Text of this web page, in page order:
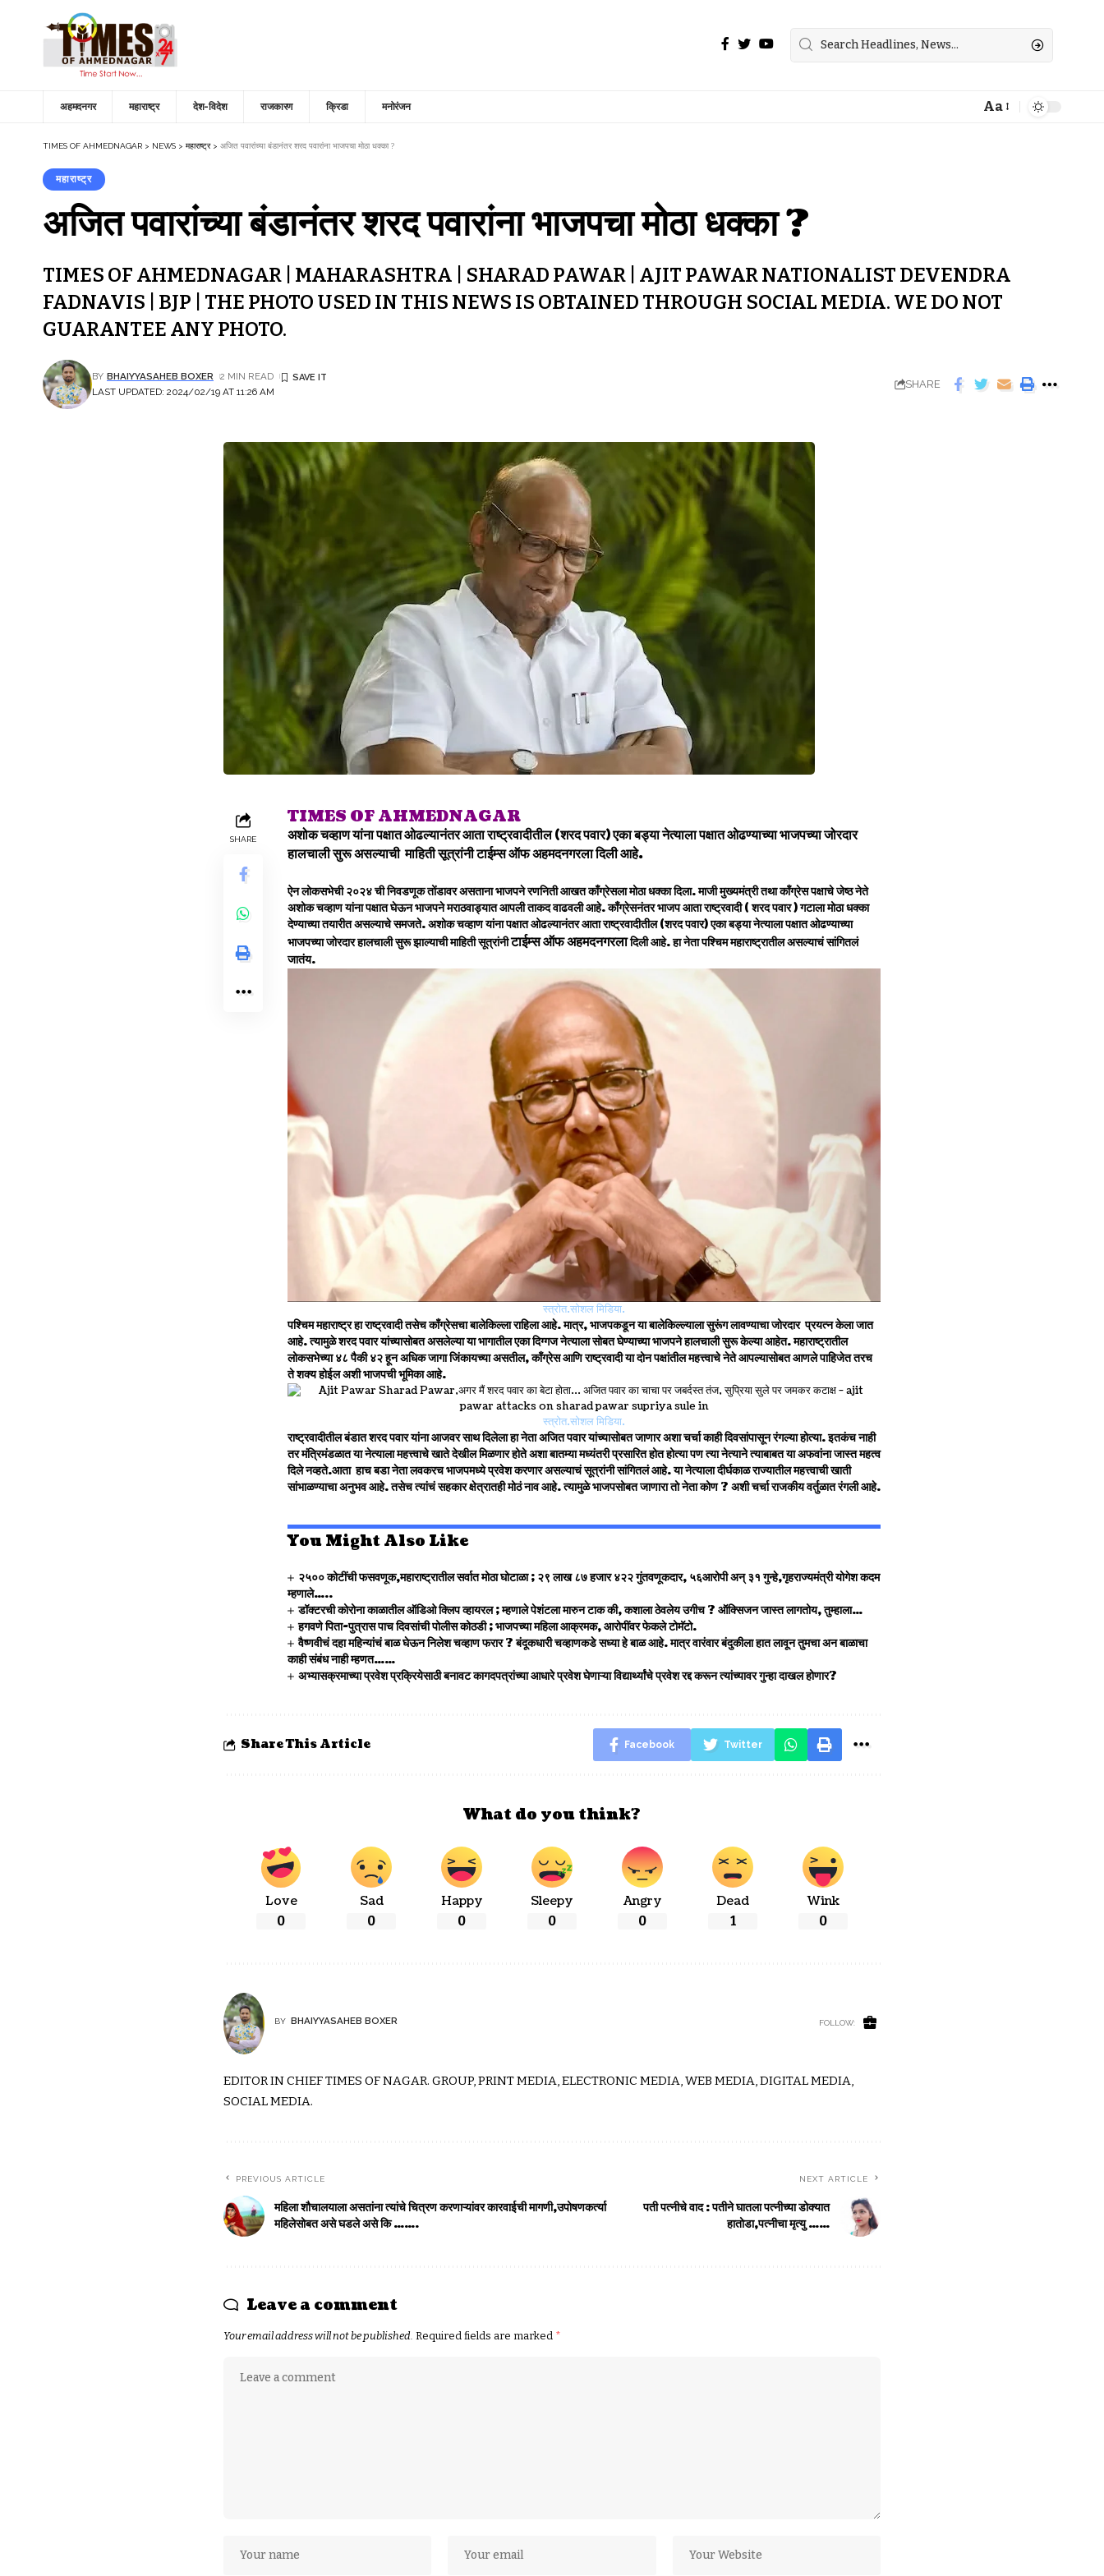
अहमदनगर महाराष्ट्र देश-विदेश राजकारण क्रिडा मनोरंजन Aa
TIMES OF AHMEDNAGAR > NEWS > महाराष्ट्र> अजित पवारांच्या बंडानंतर शरद पवारांना भाजपचा मोठा धक्का ?
महाराष्ट्र
अजित पवारांच्या बंडानंतर शरद पवारांना भाजपचा मोठा धक्का ?
TIMES OF AHMEDNAGAR | MAHARASHTRA | SHARAD PAWAR | AJIT PAWAR NATIONALIST DEVENDRA
FADNAVIS | BJP | THE PHOTO USED IN THIS NEWS IS OBTAINED THROUGH SOCIAL MEDIA. WE DO NOT
GUARANTEE ANY PHOTO.
LAST UPDATED: 2024/02/19 AT 11:26 AM
BY BHAIYYASAHEB BOXER 2 MIN READ
SHARE
SHARE
TIMES OF AHMEDNAGAR
अशोक चव्हाण यांना पक्षात ओढल्यानंतर आता राष्ट्रवादीतील (शरद पवार) एका बड्या नेत्याला पक्षात ओढण्याच्या भाजपच्या जोरदार
हालचाली सुरू असल्याची माहिती सूत्रांनी टाईम्स ऑफ अहमदनगरला दिली आहे.
ऐन लोकसभेची २०२४ ची निवडणूक तोंडावर असताना भाजपने रणनिती आखत काँग्रेसला मोठा धक्का दिला. माजी मुख्यमंत्री तथा कॉंग्रेस पक्षाचे जेष्ठ नेते
अशोक चव्हाण यांना पक्षात घेऊन भाजपने मराठवाड्यात आपली ताकद वाढवली आहे. काँग्रेसनंतर भाजप आता राष्ट्रवादी ( शरद पवार ) गटाला मोठा धक्का
देण्याच्या तयारीत असल्याचे समजते. अशोक चव्हाण यांना पक्षात ओढल्यानंतर आता राष्ट्रवादीतील (शरद पवार) एका बड्या नेत्याला पक्षात ओढण्याच्या
भाजपच्या जोरदार हालचाली सुरू झाल्याची माहिती सूत्रांनीटाईम्स ऑफ अहमदनगरलादिली आहे. हा नेता पश्चिम महाराष्ट्रातील असल्याचं सांगितलं
जातंय.
स्त्रोत.सोशल मिडिया.
पश्चिम महाराष्ट्र हा राष्ट्रवादी तसेच काँग्रेसचा बालेकिल्ला राहिला आहे. मात्र, भाजपकडून या बालेकिल्ल्याला सुरूंग लावण्याचा जोरदार प्रयत्न केला जात
आहे. त्यामुळे शरद पवार यांच्यासोबत असलेल्या या भागातील एका दिग्गज नेत्याला सोबत घेण्याच्या भाजपने हालचाली सुरू केल्या आहेत. महाराष्ट्रातील
लोकसभेच्या ४८ पैकी ४२ हून अधिक जागा जिंकायच्या असतील, काँग्रेस आणि राष्ट्रवादी या दोन पक्षांतील महत्त्वाचे नेते आपल्यासोबत आणले पाहिजेत तरच
ते शक्य होईल अशी भाजपची भूमिका आहे.
स्त्रोत.सोशल मिडिया.
राष्ट्रवादीतील बंडात शरद पवार यांना आजवर साथ दिलेला हा नेता अजित पवार यांच्यासोबत जाणार अशा चर्चा काही दिवसांपासून रंगल्या होत्या. इतकंच नाही
तर मंत्रिमंडळात या नेत्याला महत्त्वाचे खाते देखील मिळणार होते अशा बातम्या मध्यंतरी प्रसारित होत होत्या पण त्या नेत्याने त्याबाबत या अफवांना जास्त महत्व
दिले नव्हते.आता हाच बडा नेता लवकरच भाजपमध्ये प्रवेश करणार असल्याचं सूत्रांनी सांगितलं आहे. या नेत्याला दीर्घकाळ राज्यातील महत्त्वाची खाती
सांभाळण्याचा अनुभव आहे. तसेच त्यांचं सहकार क्षेत्रातही मोठं नाव आहे. त्यामुळे भाजपसोबत जाणारा तो नेता कोण ? अशी चर्चा राजकीय वर्तुळात रंगली आहे.
You Might Also Like
२५०० कोटींची फसवणूक,महाराष्ट्रातील सर्वात मोठा घोटाळा ; २९ लाख ८७ हजार ४२२ गुंतवणूकदार, ५६आरोपी अन् ३१ गुन्हे,गृहराज्यमंत्री योगेश कदम
म्हणाले…..
डॉक्टरची कोरोना काळातील ऑडिओ क्लिप व्हायरल ; म्हणाले पेशंटला मारुन टाक की, कशाला ठेवलेय उगीच ? ऑक्सिजन जास्त लागतोय, तुम्हाला…
हगवणे पिता-पुत्रास पाच दिवसांची पोलीस कोठडी ; भाजपच्या महिला आक्रमक, आरोपींवर फेकले टोमॅटो.
वैष्णवीचं दहा महिन्यांचं बाळ घेऊन निलेश चव्हाण फरार ? बंदूकधारी चव्हाणकडे सध्या हे बाळ आहे. मात्र वारंवार बंदुकीला हात लावून तुमचा अन बाळाचा
काही संबंध नाही म्हणत……
अभ्यासक्रमाच्या प्रवेश प्रक्रियेसाठी बनावट कागदपत्रांच्या आधारे प्रवेश घेणाऱ्या विद्यार्थ्यांचे प्रवेश रद्द करून त्यांच्यावर गुन्हा दाखल होणार?
Share This Article Facebook Twitter
What do you think?
Love
0
Sad
0
Happy
0
Sleepy
0
Angry
0
Dead
1
Wink
0
BY BHAIYYASAHEB BOXER FOLLOW:
EDITOR IN CHIEF TIMES OF NAGAR. GROUP, PRINT MEDIA, ELECTRONIC MEDIA, WEB MEDIA, DIGITAL MEDIA,
SOCIAL MEDIA.
PREVIOUS ARTICLE
महिला शौचालयाला असतांना त्यांचे चित्रण करणाऱ्यांवर कारवाईची मागणी,उपोषणकर्त्या
महिलेसोबत असे घडले असे कि …….
NEXT ARTICLE
पती पत्नीचे वाद : पतीने घातला पत्नीच्या डोक्यात
हातोडा,पत्नीचा मृत्यु ……
Leave a comment
Your email address will not be published. Required fields are marked *